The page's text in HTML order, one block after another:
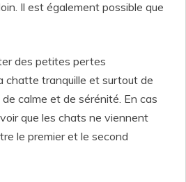
Il est également possible que
des petites pertes
chatte tranquille et surtout de
calme et de sérénité. En cas
que les chats ne viennent
le premier et le second